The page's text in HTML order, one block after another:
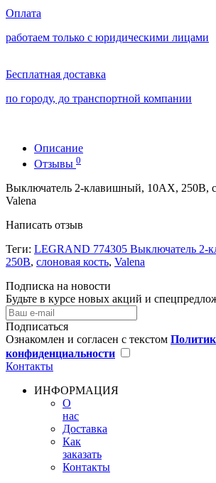
Оплата
работаем только с юридическими лицами
Бесплатная доставка
по городу, до транспортной компании
Описание
Отзывы 0
Выключатель 2-клавишный, 10АХ, 250В,
Valena
Написать отзыв
Теги: LEGRAND 774305 Выключатель 2-
250В, слоновая кость, Valena
Подписка на новости
Будьте в курсе новых акций и
Подписаться
Ознакомлен и согласен с текстом
конфиденциальности
Контакты
ИНФОРМАЦИЯ
О
нас
Доставка
Как
заказать
Контакты